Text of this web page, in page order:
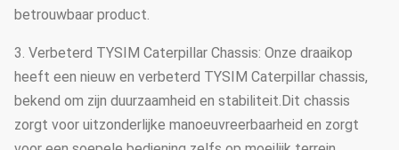
betrouwbaar product.
3. Verbeterd TYSIM Caterpillar Chassis: Onze draaikop
heeft een nieuw en verbeterd TYSIM Caterpillar chassis,
bekend om zijn duurzaamheid en stabiliteit.Dit chassis
zorgt voor uitzonderlijke manoeuvreerbaarheid en zorgt